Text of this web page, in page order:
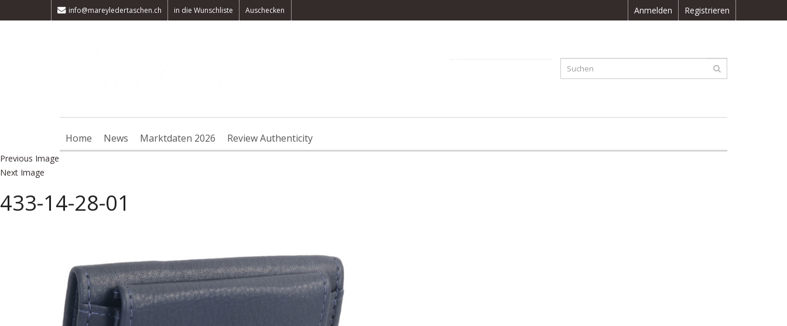
info@mareyledertaschen.ch in die Wunschliste Auschecken Anmelden Registrieren
Home News Marktdaten 2026 Review Authenticity
Previous Image
Next Image
433-14-28-01